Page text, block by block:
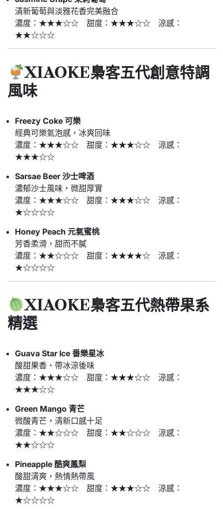
清新葡萄與淡雅花香完美融合
濃度：★★★☆☆ 甜度：★★★☆☆ 涼感：
★★☆☆☆
XIAOKE梟客五代創意特調
風味
Freezy Coke 可樂
經典可樂氣泡感，冰爽回味
濃度：★★★☆☆ 甜度：★★★☆☆ 涼感：
★★★☆☆
Sarsae Beer 沙士啤酒
濃郁沙士風味，微甜厚實
濃度：★★★☆☆ 甜度：★★★☆☆ 涼感：
★☆☆☆☆
Honey Peach 元氣蜜桃
芳香柔滑，甜而不膩
濃度：★★☆☆☆ 甜度：★★★★☆ 涼感：
★☆☆☆☆
XIAOKE梟客五代熱帶果系
精選
Guava Star Ice 番樂星冰
酸甜果香、帶冰涼後味
濃度：★★★☆☆ 甜度：★★★☆☆ 涼感：
★★★☆☆
Green Mango 青芒
微酸青芒，清新口感十足
濃度：★★☆☆☆ 甜度：★★☆☆☆ 涼感：
★★☆☆☆
Pineapple 酷爽鳳梨
酸甜清爽，熱情熱帶風
濃度：★★★☆☆ 甜度：★★★☆☆ 涼感：
★☆☆☆☆